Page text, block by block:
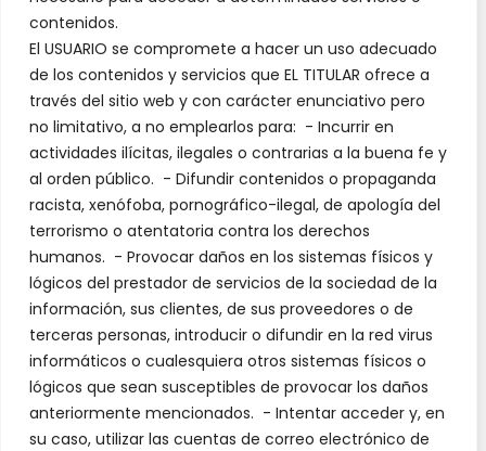
contenidos.
El USUARIO se compromete a hacer un uso adecuado
de los contenidos y servicios que EL TITULAR ofrece a
través del sitio web y con carácter enunciativo pero
no limitativo, a no emplearlos para: - Incurrir en
actividades ilícitas, ilegales o contrarias a la buena fe y
al orden público. - Difundir contenidos o propaganda
racista, xenófoba, pornográfico-ilegal, de apología del
terrorismo o atentatoria contra los derechos
humanos. - Provocar daños en los sistemas físicos y
lógicos del prestador de servicios de la sociedad de la
información, sus clientes, de sus proveedores o de
terceras personas, introducir o difundir en la red virus
informáticos o cualesquiera otros sistemas físicos o
lógicos que sean susceptibles de provocar los daños
anteriormente mencionados. - Intentar acceder y, en
su caso, utilizar las cuentas de correo electrónico de